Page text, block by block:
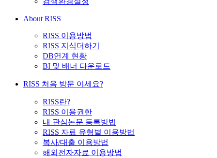
About RISS
RISS 이용방법
RISS 지식더하기
DB연계 현황
BI 및 배너 다운로드
RISS 처음 방문 이세요?
RISS란?
RISS 이용권한
내 관심논문 등록방법
RISS 자료 유형별 이용방법
복사/대출 이용방법
해외전자자료 이용방법